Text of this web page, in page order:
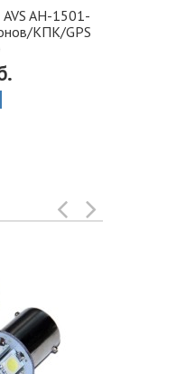
AH-1501-
КПК/GPS